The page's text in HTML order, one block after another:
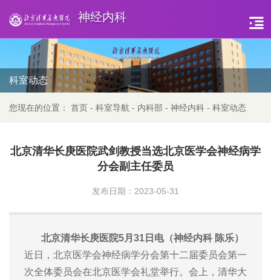
神经内科
科室动态
您现在的位置： 首页 - 科室导航 - 内科部 - 神经内科 - 科室动态
北京清华长庚医院武剑教授当选北京医学会神经病学
分会副主任委员
发布日期：2023-05-31
北京清华长庚医院5月31日电（神经内科 陈乐）
近日，北京医学会神经病学分会第十二届委员会第一
次全体委员会在北京医学会礼堂举行。会上，清华大